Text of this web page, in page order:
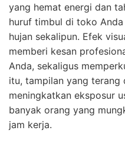
yang hemat energi dan
huruf timbul di toko
hujan sekalipun. Efek
memberi kesan
Anda, sekaligus
itu, tampilan yang terang
meningkatkan eksposur
banyak orang yang
jam kerja.